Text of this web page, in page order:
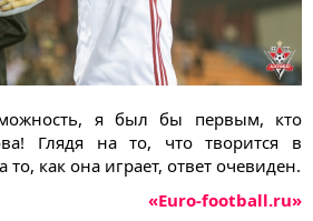
я был бы первым, кто
Глядя на то, что творится в
как она играет, ответ очевиден.
«Euro-football.ru»